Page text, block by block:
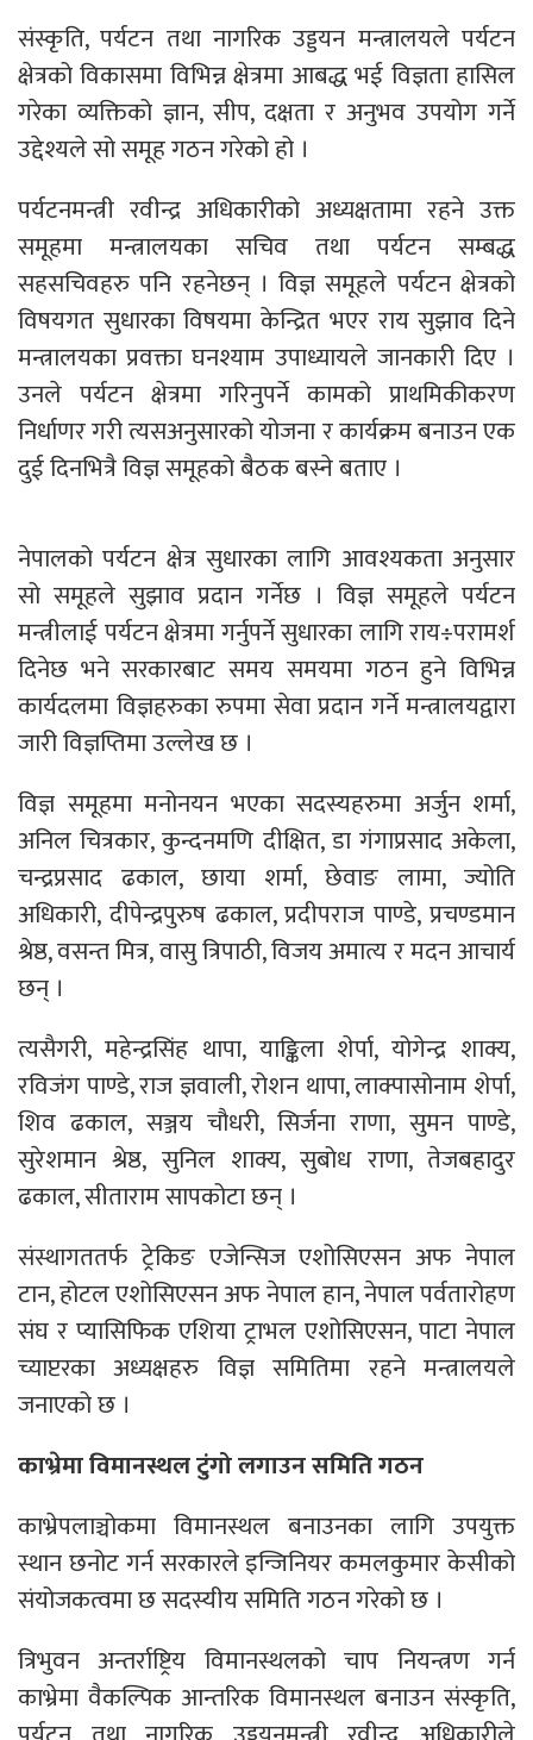
संस्कृति, पर्यटन तथा नागरिक उड्डयन मन्त्रालयले पर्यटन
क्षेत्रको विकासमा विभिन्न क्षेत्रमा आबद्ध भई विज्ञता हासिल
गरेका व्यक्तिको ज्ञान, सीप, दक्षता र अनुभव उपयोग गर्ने
उद्देश्यले सो समूह गठन गरेको हो ।
पर्यटनमन्त्री रवीन्द्र अधिकारीको अध्यक्षतामा रहने उक्त
समूहमा मन्त्रालयका सचिव तथा पर्यटन सम्बद्ध
सहसचिवहरु पनि रहनेछन् । विज्ञ समूहले पर्यटन क्षेत्रको
विषयगत सुधारका विषयमा केन्द्रित भएर राय सुझाव दिने
मन्त्रालयका प्रवक्ता घनश्याम उपाध्यायले जानकारी दिए ।
उनले पर्यटन क्षेत्रमा गरिनुपर्ने कामको प्राथमिकीकरण
निर्धाणर गरी त्यसअनुसारको योजना र कार्यक्रम बनाउन एक
दुई दिनभित्रै विज्ञ समूहको बैठक बस्ने बताए ।
नेपालको पर्यटन क्षेत्र सुधारका लागि आवश्यकता अनुसार
सो समूहले सुझाव प्रदान गर्नेछ । विज्ञ समूहले पर्यटन
मन्त्रीलाई पर्यटन क्षेत्रमा गर्नुपर्ने सुधारका लागि राय÷परामर्श
दिनेछ भने सरकारबाट समय समयमा गठन हुने विभिन्न
कार्यदलमा विज्ञहरुका रुपमा सेवा प्रदान गर्ने मन्त्रालयद्वारा
जारी विज्ञप्तिमा उल्लेख छ ।
विज्ञ समूहमा मनोनयन भएका सदस्यहरुमा अर्जुन शर्मा,
अनिल चित्रकार, कुन्दनमणि दीक्षित, डा गंगाप्रसाद अकेला,
चन्द्रप्रसाद ढकाल, छाया शर्मा, छेवाङ लामा, ज्योति
अधिकारी, दीपेन्द्रपुरुष ढकाल, प्रदीपराज पाण्डे, प्रचण्डमान
श्रेष्ठ, वसन्त मित्र, वासु त्रिपाठी, विजय अमात्य र मदन आचार्य
छन् ।
त्यसैगरी, महेन्द्रसिंह थापा, याङ्किला शेर्पा, योगेन्द्र शाक्य,
रविजंग पाण्डे, राज ज्ञवाली, रोशन थापा, लाक्पासोनाम शेर्पा,
शिव ढकाल, सञ्जय चौधरी, सिर्जना राणा, सुमन पाण्डे,
सुरेशमान श्रेष्ठ, सुनिल शाक्य, सुबोध राणा, तेजबहादुर
ढकाल, सीताराम सापकोटा छन् ।
संस्थागततर्फ ट्रेकिङ एजेन्सिज एशोसिएसन अफ नेपाल
टान, होटल एशोसिएसन अफ नेपाल हान, नेपाल पर्वतारोहण
संघ र प्यासिफिक एशिया ट्राभल एशोसिएसन, पाटा नेपाल
च्याप्टरका अध्यक्षहरु विज्ञ समितिमा रहने मन्त्रालयले
जनाएको छ ।
काभ्रेमा विमानस्थल टुंगो लगाउन समिति गठन
काभ्रेपलाञ्चोकमा विमानस्थल बनाउनका लागि उपयुक्त
स्थान छनोट गर्न सरकारले इन्जिनियर कमलकुमार केसीको
संयोजकत्वमा छ सदस्यीय समिति गठन गरेको छ ।
त्रिभुवन अन्तर्राष्ट्रिय विमानस्थलको चाप नियन्त्रण गर्न
काभ्रेमा वैकल्पिक आन्तरिक विमानस्थल बनाउन संस्कृति,